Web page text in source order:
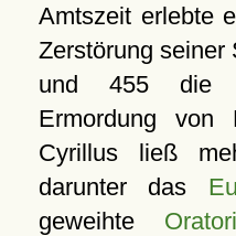
Amtszeit erlebte
Zerstörung seiner
und 455 die
Ermordung von
Cyrillus ließ
darunter das
geweihte